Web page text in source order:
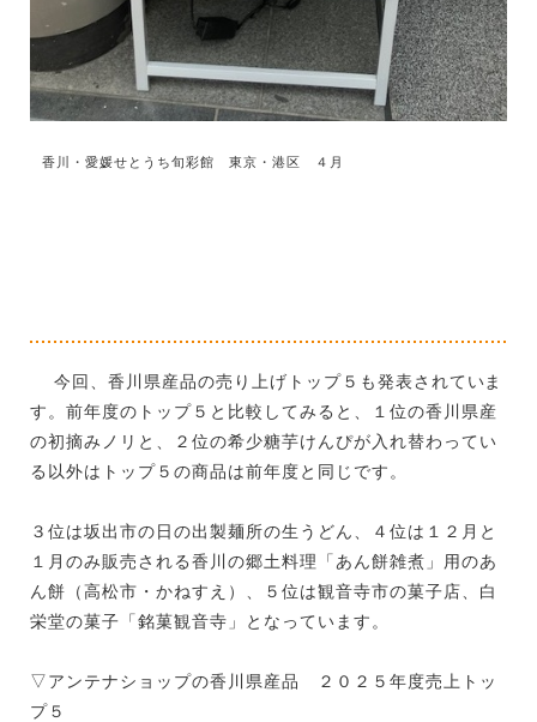
香川・愛媛せとうち旬彩館 東京・港区 ４月
今回、香川県産品の売り上げトップ５も発表されていま
す。前年度のトップ５と比較してみると、１位の香川県産
の初摘みノリと、２位の希少糖芋けんぴが入れ替わってい
る以外はトップ５の商品は前年度と同じです。
３位は坂出市の日の出製麺所の生うどん、４位は１２月と
１月のみ販売される香川の郷土料理「あん餅雑煮」用のあ
ん餅（高松市・かねすえ）、５位は観音寺市の菓子店、白
栄堂の菓子「銘菓観音寺」となっています。
▽アンテナショップの香川県産品 ２０２５年度売上トッ
プ５